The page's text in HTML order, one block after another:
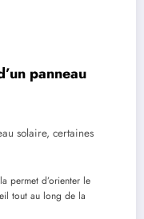
panneau
solaire, certaines
permet d’orienter le
tout au long de la